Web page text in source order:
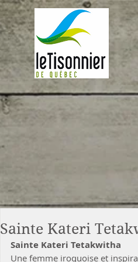
Sainte Kateri
Sainte Kateri Tetakwitha
Une femme iroquoise et